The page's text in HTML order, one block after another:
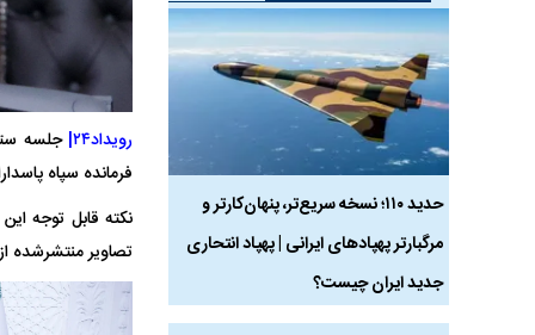
رویداد۲۴|
جلسه
فرمانده سپاه
نکته قابل توجه
تصاویر منتشرشده
حدید ۱۱۰؛ نسخه سریع‌تر، پنهان‌کارتر و
مرگبارتر پهپادهای ایرانی | پهپاد انتحاری
جدید ایران چیست؟
هواپیمای مرموز E-11A BACN چیست؟